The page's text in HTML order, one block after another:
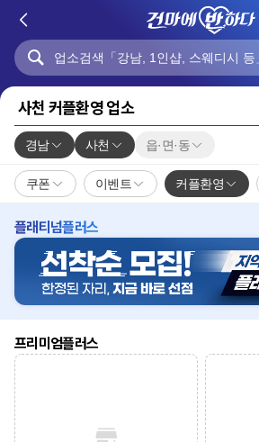
사천 커플환영 업소
경남 사천 읍·면·동
쿠폰 이벤트 커플환영
플래티넘플러스
프리미엄플러스